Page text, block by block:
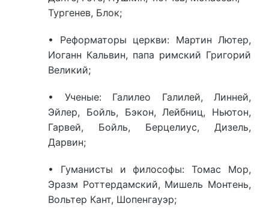
Тургенев, Блок;
• Реформаторы церкви: Мартин Лютер,
Иоганн Кальвин, папа римский Григорий
Великий;
• Ученые: Галилео Галилей, Линней,
Эйлер, Бойль, Бэкон, Лейбниц, Ньютон,
Гарвей, Бойль, Берцелиус, Дизель,
Дарвин;
• Гуманисты и философы: Томас Мор,
Эразм Роттердамский, Мишель Монтень,
Вольтер Кант, Шопенгауэр;